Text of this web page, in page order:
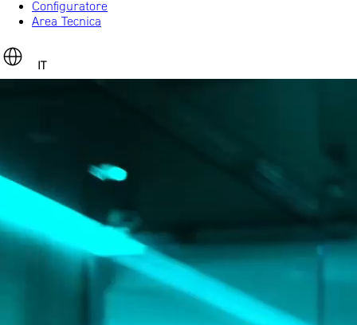
Configuratore
Area Tecnica